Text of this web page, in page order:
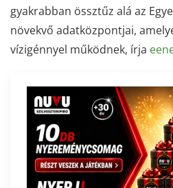
gyakrabban össztűz alá az
növekvő adatközpontjai,
vízigénnyel működnek, írja